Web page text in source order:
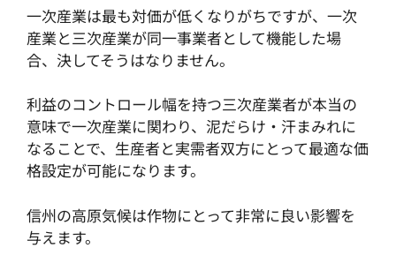
一次産業は最も対価が低くなりがちですが、一次
産業と三次産業が同一事業者として機能した場
合、決してそうはなりません。
利益のコントロール幅を持つ三次産業者が本当の
意味で一次産業に関わり、泥だらけ・汗まみれに
なることで、生産者と実需者双方にとって最適な価
格設定が可能になります。
信州の高原気候は作物にとって非常に良い影響を
与えます。